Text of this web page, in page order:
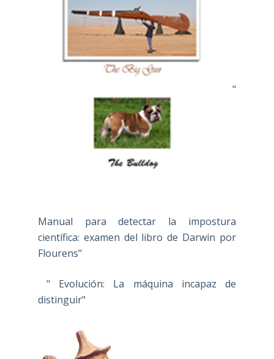
"
Manual para detectar la impostura
científica: examen del libro de Darwin por
Flourens"
" Evolución: La máquina incapaz de
distinguir"